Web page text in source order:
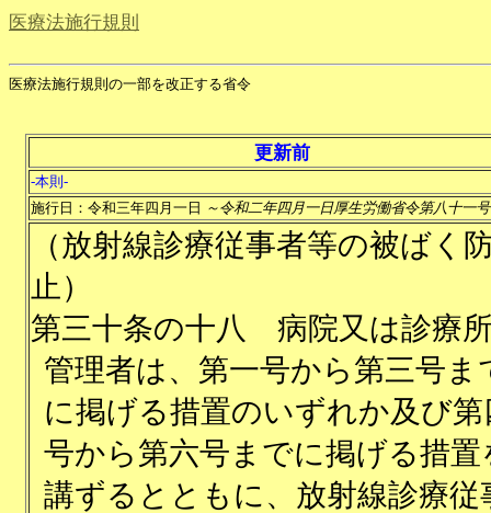
医療法施行規則
医療法施行規則の一部を改正する省令
更新前
-本則-
施行日：令和三年四月一日 ～令和二年四月一日厚生労働省令第八十一
（放射線診療従事者等の被ばく
止）
第三十条の十八
病院又は診療
管理者は、第一号から第三号ま
に掲げる措置のいずれか及び第
号から第六号までに掲げる措置
講ずるとともに、放射線診療従